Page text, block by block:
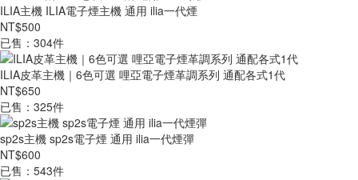
ILIA主機 ILIA電子煙主機 通用 ilia一代煙
NT$500
已售：304件
ILIA皮革主機｜6色可選 哩亞電子煙革調系列 通配各式1代
NT$650
已售：325件
sp2s主機 sp2s電子煙 通用 ilia一代煙彈
NT$600
已售：543件